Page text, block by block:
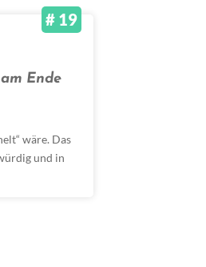
# 19
Ende
wäre. Das
und in